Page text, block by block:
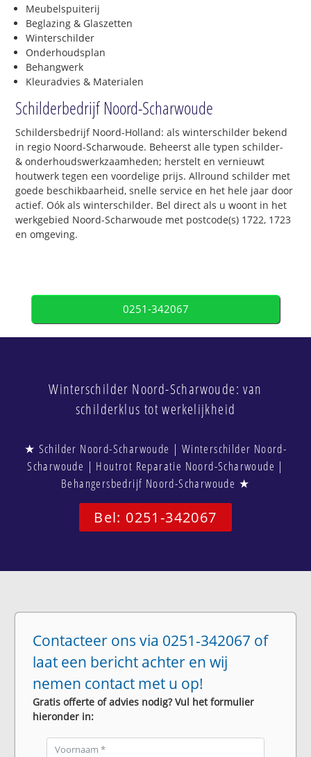
Meubelspuiterij
Beglazing & Glaszetten
Winterschilder
Onderhoudsplan
Behangwerk
Kleuradvies & Materialen
Schilderbedrijf Noord-Scharwoude
Schildersbedrijf Noord-Holland: als winterschilder bekend
in regio Noord-Scharwoude. Beheerst alle typen schilder-
& onderhoudswerkzaamheden; herstelt en vernieuwt
houtwerk tegen een voordelige prijs. Allround schilder met
goede beschikbaarheid, snelle service en het hele jaar door
actief. Oók als winterschilder. Bel direct als u woont in het
werkgebied Noord-Scharwoude met postcode(s) 1722, 1723
en omgeving.
0251-342067
Winterschilder Noord-Scharwoude: van
schilderklus tot werkelijkheid
★ Schilder Noord-Scharwoude | Winterschilder Noord-
Scharwoude | Houtrot Reparatie Noord-Scharwoude |
Behangersbedrijf Noord-Scharwoude ★
Bel: 0251-342067
Contacteer ons via 0251-342067 of
laat een bericht achter en wij
nemen contact met u op!
Gratis offerte of advies nodig? Vul het formulier
hieronder in: